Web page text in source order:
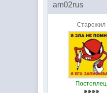
am02rus
Старожил
Постоялец